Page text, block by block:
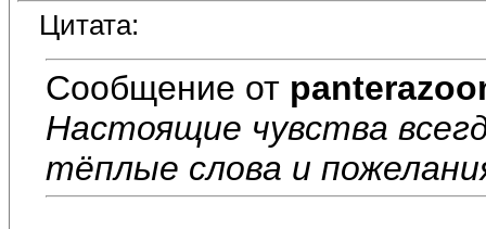
Цитата:
Сообщение от
Настоящие чувства
тёплые слова и